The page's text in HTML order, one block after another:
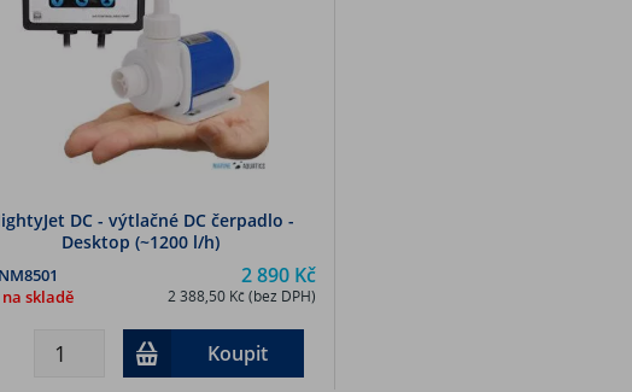
DC - výtlačné DC čerpadlo -
Desktop (~1200 l/h)
2 890 Kč
2 388,50 Kč (bez DPH)
skladě
Koupit